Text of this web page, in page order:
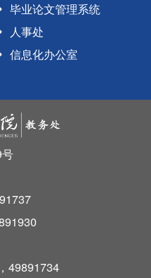
毕业论文管理系统
人事处
信息化办公室
49891734